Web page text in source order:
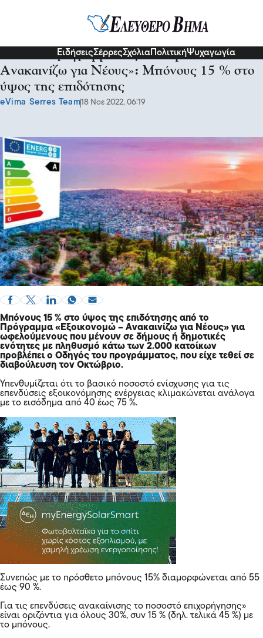
ΕιδήσειςΣέρρεςΣχόλια ΠολιτικήΨυχαγωγία
Από το Πρόγραμμα «Εξοικονομώ –
Ανακαινίζω για Νέους»: Μπόνους 15 % στο
ύψος της επιδότησης
eVima Serres Team18 Νοε 2022, 06:19
Μπόνους 15 % στο ύψος της επιδότησης από το
Πρόγραμμα «Εξοικονομώ – Ανακαινίζω για Νέους» για
ωφελούμενους που μένουν σε δήμους ή δημοτικές
ενότητες με πληθυσμό κάτω των 2.000 κατοίκων
προβλέπει ο Οδηγός του προγράμματος, που είχε τεθεί σε
διαβούλευση τον Οκτώβριο.
Υπενθυμίζεται ότι το βασικό ποσοστό ενίσχυσης για τις
επενδύσεις εξοικονόμησης ενέργειας κλιμακώνεται ανάλογα
με το εισόδημα από 40 έως 75 %.
Συνεπώς με το πρόσθετο μπόνους 15% διαμορφώνεται από 55
έως 90 %.
Για τις επενδύσεις ανακαίνισης το ποσοστό επιχορήγησης»
είναι οριζόντια για όλους 30%, συν 15 % (δηλ. τελικά 45 %) με
το μπόνους.